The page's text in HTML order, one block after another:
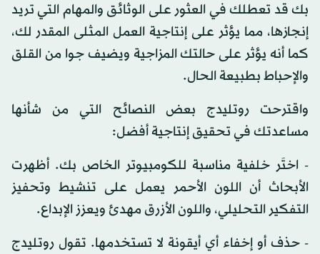
بك قد تعطلك في العثور على الوثائق والمهام التي تريد
إنجازها، مما يؤثر على إنتاجية العمل المثلى المقدر لك،
كما أنه يؤثر على حالتك المزاجية ويضيف جوا من القلق
والإحباط بطبيعة الحال.
واقترحت روتليدج بعض النصائح التي من شأنها
مساعدتك في تحقيق إنتاجية أفضل:
- اختَر خلفية مناسبة للكومبيوتر الخاص بك. أظهرت
الأبحاث أن اللون الأحمر يعمل على تنشيط وتحفيز
التفكير التحليلي، واللون الأزرق مهدئ ويعزز الإبداع.
- حذف أو إخفاء أي أيقونة لا تستخدمها. تقول روتليدج